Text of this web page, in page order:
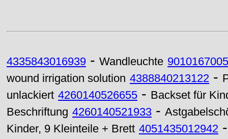
4335843016939 - Wandleuchte
wound irrigation solution 4388840213122 -
unlackiert 4260140526655 - Backset für
Beschriftung 4260140521933 -
Kinder, 9 Kleinteile + Brett 4051435012942